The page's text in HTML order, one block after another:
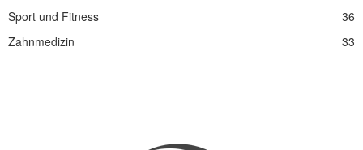
Sport und Fitness
36
Zahnmedizin
33